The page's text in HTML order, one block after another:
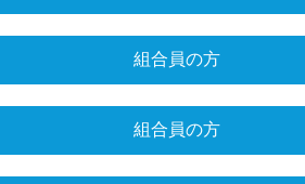
組合員の方
組合員の方